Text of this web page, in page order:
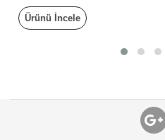
Ürünü İncele